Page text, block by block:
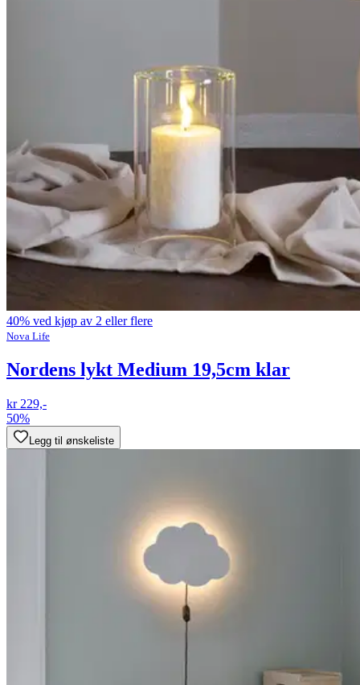
40% ved kjøp av 2 eller flere
Nova Life
Nordens lykt Medium 19,5cm klar
kr 229,-
50%
Legg til ønskeliste